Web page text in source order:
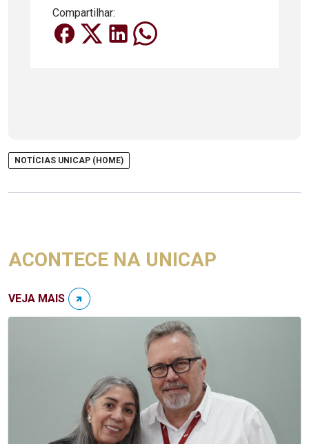
Compartilhar:
NOTÍCIAS UNICAP (HOME)
ACONTECE NA UNICAP
VEJA MAIS